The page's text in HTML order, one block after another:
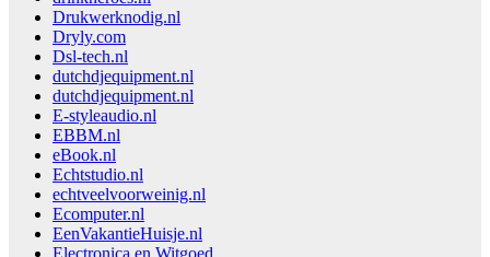
Drukwerknodig.nl
Dryly.com
Dsl-tech.nl
dutchdjequipment.nl
dutchdjequipment.nl
E-styleaudio.nl
EBBM.nl
eBook.nl
Echtstudio.nl
echtveelvoorweinig.nl
Ecomputer.nl
EenVakantieHuisje.nl
Electronica en Witgoed